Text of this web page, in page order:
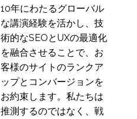
10年にわたるグローバル
な講演経験を活かし、技
術的なSEOとUXの最適化
を融合させることで、お
客様のサイトのランクア
ップとコンバージョンを
お約束します。私たちは
推測するのではなく、戦